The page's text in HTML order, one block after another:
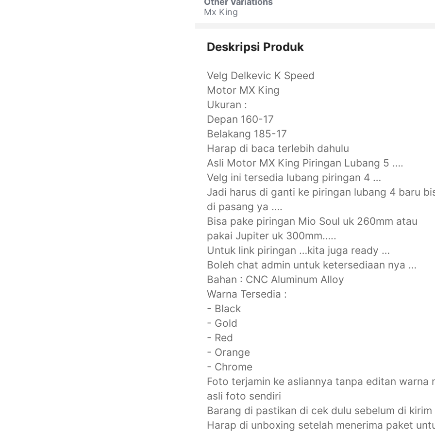
Mx King
Deskripsi Produk
Velg Delkevic K Speed
Motor MX King
Ukuran :
Depan 160-17
Belakang 185-17
Harap di baca terlebih dahulu
Asli Motor MX King Piringan Lubang 5 ….
Velg ini tersedia lubang piringan 4 …
Jadi harus di ganti ke piringan lubang 4 baru
di pasang ya ….
Bisa pake piringan Mio Soul uk 260mm atau
pakai Jupiter uk 300mm…..
Untuk link piringan …kita juga ready …
Boleh chat admin untuk ketersediaan nya …
Bahan : CNC Aluminum Alloy
Warna Tersedia :
- Black
- Gold
- Red
- Orange
- Chrome
Foto terjamin ke asliannya tanpa editan warna
asli foto sendiri
Barang di pastikan di cek dulu sebelum di
Harap di unboxing setelah menerima paket